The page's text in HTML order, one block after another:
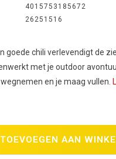
4015753185672
26251516
goede chili verlevendigt de
met je outdoor
en je maag vullen.
TOEVOEGEN AAN